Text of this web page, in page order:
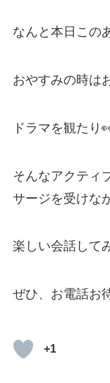
なんと本日この
おやすみの時は
ドラマを観たり
そんなアクティ
サージを受けな
楽しい会話して
ぜひ、お電話お
+1